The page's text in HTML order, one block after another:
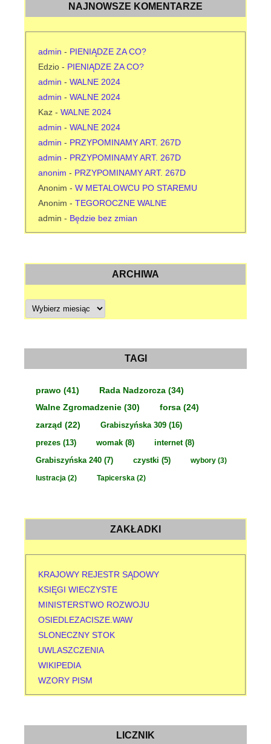
NAJNOWSZE KOMENTARZE
admin - PIENIĄDZE ZA CO?
Edzio - PIENIĄDZE ZA CO?
admin - WALNE 2024
admin - WALNE 2024
Kaz - WALNE 2024
admin - WALNE 2024
admin - PRZYPOMINAMY ART. 267D
admin - PRZYPOMINAMY ART. 267D
anonim - PRZYPOMINAMY ART. 267D
Anonim - W METALOWCU PO STAREMU
Anonim - TEGOROCZNE WALNE
admin - Będzie bez zmian
ARCHIWA
A
c
TAGI
prawo (41) Rada Nadzorcza (34)
Walne Zgromadzenie (30) forsa (24)
zarząd (22) Grabiszyńska 309 (16)
prezes (13) womak (8) internet(8)
Grabiszyńska 240 (7) czystki (5) wybory (3)
lustracja (2) Tapicerska (2)
ZAKŁADKI
KRAJOWY REJESTR SĄDOWY
KSIĘGI WIECZYSTE
MINISTERSTWO ROZWOJU
OSIEDLEZACISZE.WAW
SLONECZNY STOK
UWLASZCZENIA
WIKIPEDIA
WZORY PISM
LICZNIK